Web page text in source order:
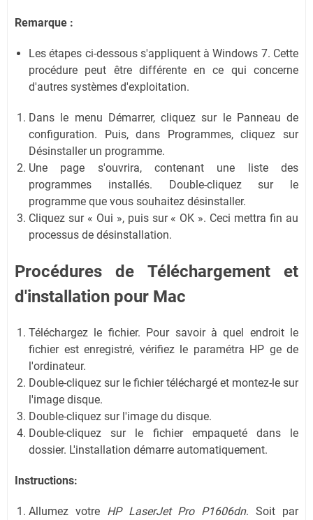
Remarque :
Les étapes ci-dessous s'appliquent à Windows 7. Cette
procédure peut être différente en ce qui concerne
d'autres systèmes d'exploitation.
Dans le menu Démarrer, cliquez sur le Panneau de
configuration. Puis, dans Programmes, cliquez sur
Désinstaller un programme.
Une page s'ouvrira, contenant une liste des
programmes installés. Double-cliquez sur le
programme que vous souhaitez désinstaller.
Cliquez sur « Oui », puis sur « OK ». Ceci mettra fin au
processus de désinstallation.
Procédures de Téléchargement et
d'installation pour Mac
Téléchargez le fichier. Pour savoir à quel endroit le
fichier est enregistré, vérifiez le paramétra HP ge de
l'ordinateur.
Double-cliquez sur le fichier téléchargé et montez-le sur
l'image disque.
Double-cliquez sur l'image du disque.
Double-cliquez sur le fichier empaqueté dans le
dossier. L'installation démarre automatiquement.
Instructions:
Allumez votre HP LaserJet Pro P1606dn. Soit par